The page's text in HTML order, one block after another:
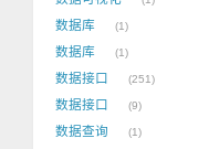
数据库 1
数据库 1
数据接口 251
数据接口 9
数据查询 1